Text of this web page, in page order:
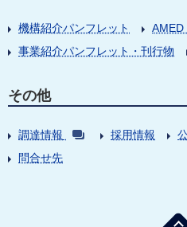
機構紹介パンフレット AMED
事業紹介パンフレット・刊行物
その他
調達情報 採用情報
問合せ先